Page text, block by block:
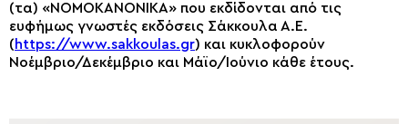
(τα) «ΝΟΜΟΚΑΝΟΝΙΚΑ» που εκδίδονται από τις
ευφήμως γνωστές εκδόσεις Σάκκουλα Α.Ε.
(https://www.sakkoulas.gr) και κυκλοφορούν
Νοέμβριο/Δεκέμβριο και Μάϊο/Ιούνιο κάθε έτους.